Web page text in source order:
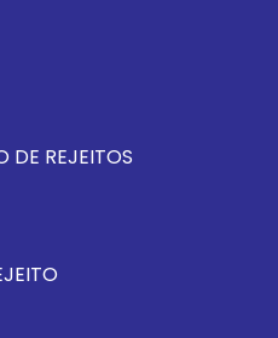
DE REJEITOS